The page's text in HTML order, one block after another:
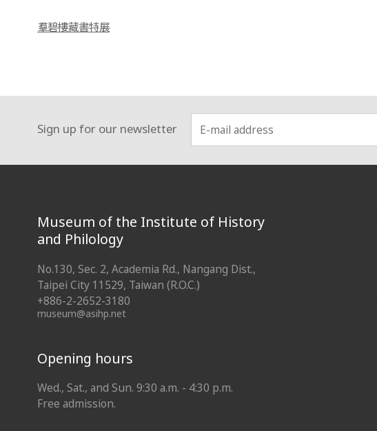
羣碧樓藏書特展
Sign up for our newsletter
Museum of the Institute of History
and Philology
No.130, Sec. 2, Academia Rd., Nangang Dist.,
Taipei City 11529, Taiwan (R.O.C.)
+886-2-2652-3180
museum@asihp.net
Opening hours
Wed., Sat., and Sun. 9:30 a.m. - 4:30 p.m.
Free admission.